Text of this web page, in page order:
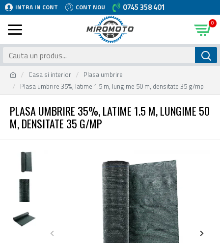
INTRA IN CONT CONT NOU 0745 358 401
0
Casa si interior
Plasa umbrire
Plasa umbrire 35%, latime 1.5 m, lungime 50 m, densitate 35 g/mp
PLASA UMBRIRE 35%, LATIME 1.5 M, LUNGIME 50
M, DENSITATE 35 G/MP